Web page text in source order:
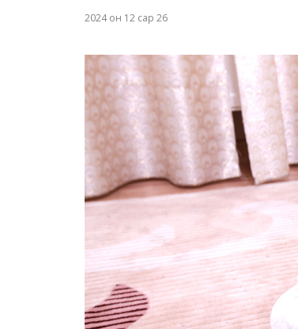
2024 он 12 сар 26